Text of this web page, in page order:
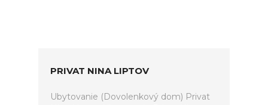
PRIVAT NINA LIPTOV
Ubytovanie (Dovolenkový dom) Privat